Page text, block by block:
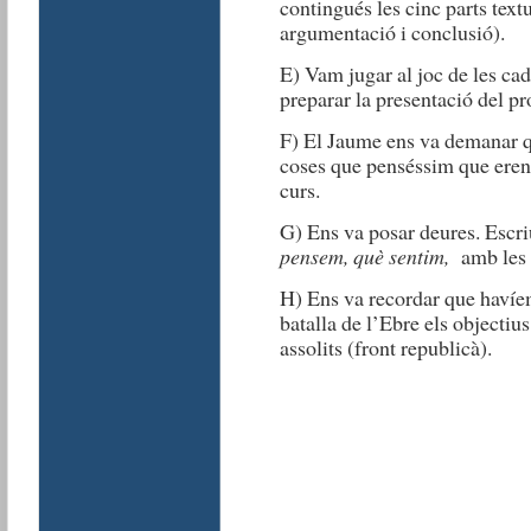
contingués les cinc parts
argumentació i conclusió).
E) Vam jugar al joc de les
preparar la presentació del
F) El Jaume ens va
coses que penséssim que
curs.
G) Ens va posar deures.
pensem, què sentim, amb
H) Ens va recordar que
batalla de l’Ebre els
assolits (front republicà).